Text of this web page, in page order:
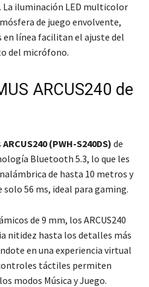
iluminación LED multicolor
de juego envolvente,
línea facilitan el ajuste del
del micrófono.
ARCUS240 de
ARCUS240 (PWH-S240DS) de
Bluetooth 5.3, lo que les
de hasta 10 metros y
56 ms, ideal para gaming.
de 9 mm, los ARCUS240
nitidez hasta los detalles más
en una experiencia virtual
táctiles permiten
modos Música y Juego.